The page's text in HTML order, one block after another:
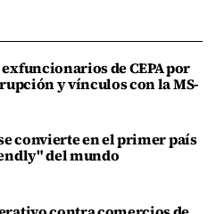
de CEPA por
y vínculos con la MS-
convierte en el primer país
del mundo